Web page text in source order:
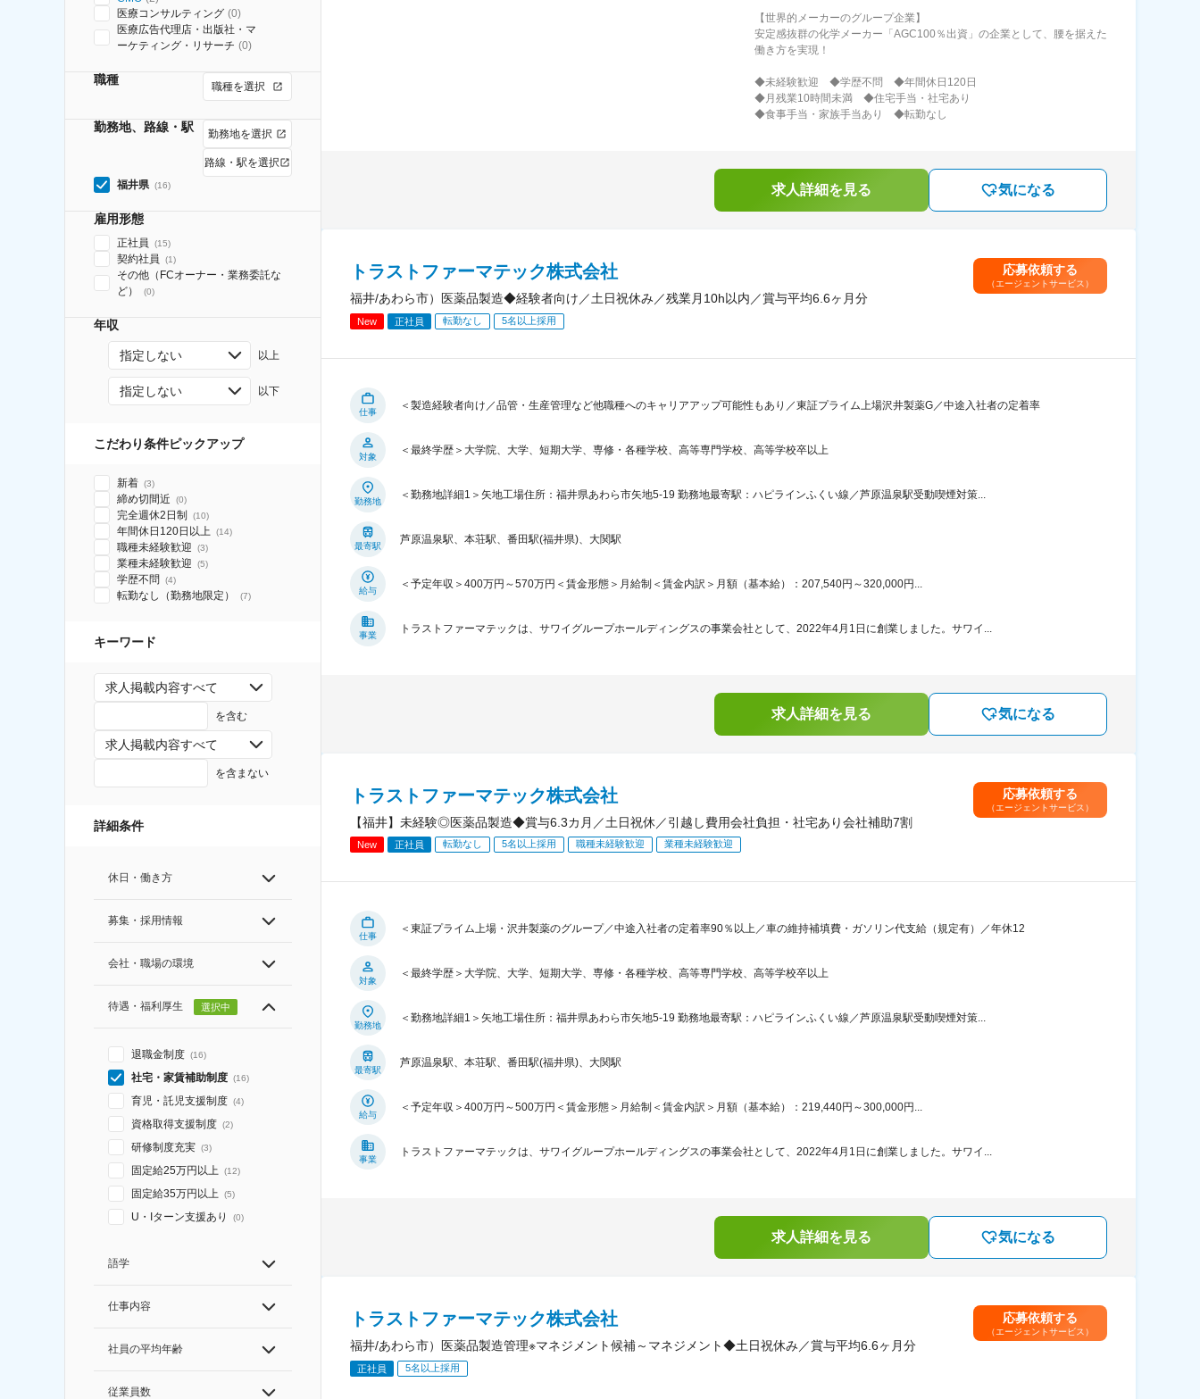
医療コンサルティング (0)
医療広告代理店・出版社・マ
ーケティング・リサーチ (0)
職種 職種を選択
勤務地、路線・駅 勤務地を選択
路線・駅を選択
福井県 (16)
雇用形態
正社員 (15)
契約社員 (1)
その他（FCオーナー・業務委託な
ど）
(0)
年収
指定しない 以上
指定しない 以下
こだわり条件ピックアップ
新着 (3)
締め切間近 (0)
完全週休2日制 (10)
年間休日120日以上 (14)
職種未経験歓迎 (3)
業種未経験歓迎 (5)
学歴不問 (4)
転勤なし（勤務地限定） (7)
キーワード
求人掲載内容すべて
を含む
求人掲載内容すべて
を含まない
詳細条件
休日・働き方
募集・採用情報
会社・職場の環境
待遇・福利厚生 選択中
退職金制度 (16)
社宅・家賃補助制度 (16)
育児・託児支援制度 (4)
資格取得支援制度 (2)
研修制度充実 (3)
固定給25万円以上 (12)
固定給35万円以上 (5)
U・Iターン支援あり (0)
語学
仕事内容
社員の平均年齢
従業員数
【世界的メーカーのグループ企業】
安定感抜群の化学メーカー「AGC100％出資」の企業として、腰を据えた
働き方を実現！
◆未経験歓迎 ◆学歴不問 ◆年間休日120日
◆月残業10時間未満 ◆住宅手当・社宅あり
◆食事手当・家族手当あり ◆転勤なし
求人詳細を見る 気になる
トラストファーマテック株式会社
福井/あわら市）医薬品製造◆経験者向け／土日祝休み／残業月10h以内／賞与平均6.6ヶ月分
New 正社員 転勤なし 5名以上採用
応募依頼する
（エージェントサービス）
仕事
＜製造経験者向け／品管・生産管理など他職種へのキャリアアップ可能性もあり／東証プライム上場沢井製薬G／中途入社者の定着率
対象
＜最終学歴＞大学院、大学、短期大学、専修・各種学校、高等専門学校、高等学校卒以上
勤務地
＜勤務地詳細1＞矢地工場住所：福井県あわら市矢地5-19 勤務地最寄駅：ハピラインふくい線／芦原温泉駅受動喫煙対策...
最寄駅
芦原温泉駅、本荘駅、番田駅(福井県)、大関駅
給与
＜予定年収＞400万円～570万円＜賃金形態＞月給制＜賃金内訳＞月額（基本給）：207,540円～320,000円...
事業
トラストファーマテックは、サワイグループホールディングスの事業会社として、2022年4月1日に創業しました。サワイ...
求人詳細を見る 気になる
トラストファーマテック株式会社
【福井】未経験◎医薬品製造◆賞与6.3カ月／土日祝休／引越し費用会社負担・社宅あり会社補助7割
New 正社員 転勤なし 5名以上採用 職種未経験歓迎 業種未経験歓迎
応募依頼する
（エージェントサービス）
仕事
＜東証プライム上場・沢井製薬のグループ／中途入社者の定着率90％以上／車の維持補填費・ガソリン代支給（規定有）／年休12
対象
＜最終学歴＞大学院、大学、短期大学、専修・各種学校、高等専門学校、高等学校卒以上
勤務地
＜勤務地詳細1＞矢地工場住所：福井県あわら市矢地5-19 勤務地最寄駅：ハピラインふくい線／芦原温泉駅受動喫煙対策...
最寄駅
芦原温泉駅、本荘駅、番田駅(福井県)、大関駅
給与
＜予定年収＞400万円～500万円＜賃金形態＞月給制＜賃金内訳＞月額（基本給）：219,440円～300,000円...
事業
トラストファーマテックは、サワイグループホールディングスの事業会社として、2022年4月1日に創業しました。サワイ...
求人詳細を見る 気になる
トラストファーマテック株式会社
福井/あわら市）医薬品製造管理※マネジメント候補～マネジメント◆土日祝休み／賞与平均6.6ヶ月分
正社員 5名以上採用
応募依頼する
（エージェントサービス）